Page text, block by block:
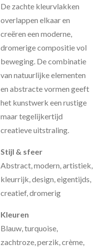
De zachte kleurvlakken
overlappen elkaar en
creëren een moderne,
dromerige compositie vol
beweging. De combinatie
van natuurlijke elementen
en abstracte vormen geeft
het kunstwerk een rustige
maar tegelijkertijd
creatieve uitstraling.
Stijl & sfeer
Abstract, modern, artistiek,
kleurrijk, design, eigentijds,
creatief, dromerig
Kleuren
Blauw, turquoise,
zachtroze, perzik, crème,